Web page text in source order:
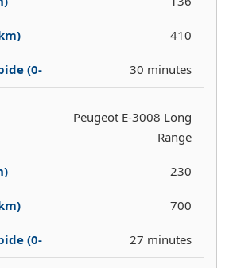
410
30 minutes
Peugeot E-3008 Long
Range
230
700
27 minutes